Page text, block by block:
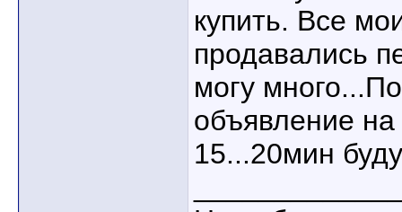
купить. Все
продавались
могу
объявление
15...20мин